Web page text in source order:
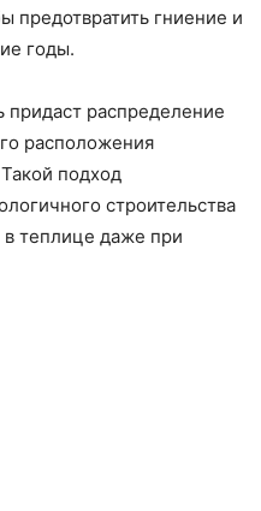
предотвратить гниение и
годы.
распределение
расположения
подход
строительства
в теплице даже при